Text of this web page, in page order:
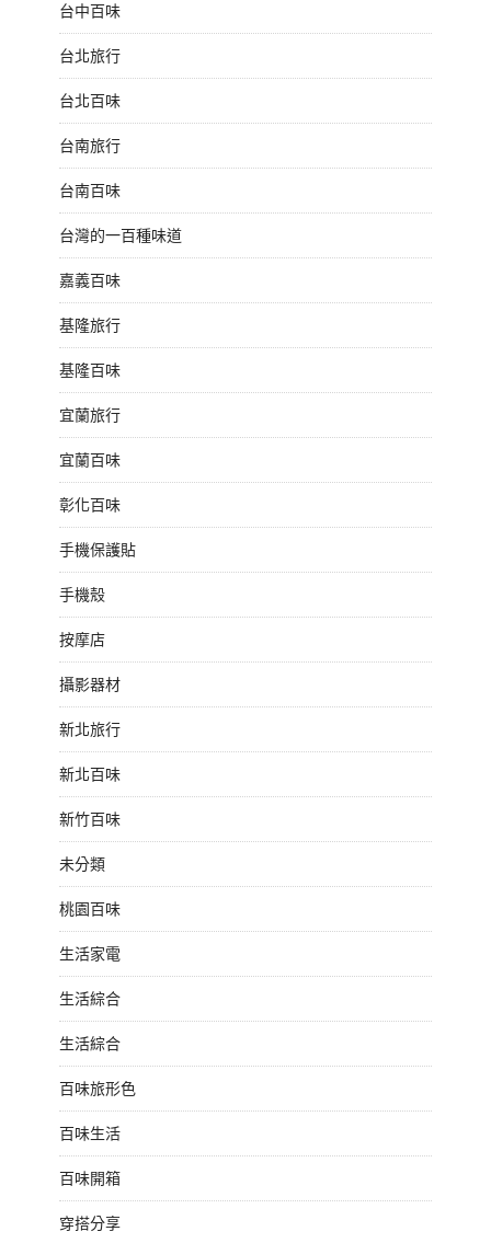
台中百味
台北旅行
台北百味
台南旅行
台南百味
台灣的一百種味道
嘉義百味
基隆旅行
基隆百味
宜蘭旅行
宜蘭百味
彰化百味
手機保護貼
手機殼
按摩店
攝影器材
新北旅行
新北百味
新竹百味
未分類
桃園百味
生活家電
生活綜合
生活綜合
百味旅形色
百味生活
百味開箱
穿搭分享